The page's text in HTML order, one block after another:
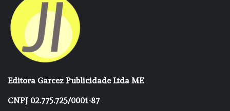
Editora Garcez Publicidade Ltda ME
CNPJ 02.775.725/0001-87